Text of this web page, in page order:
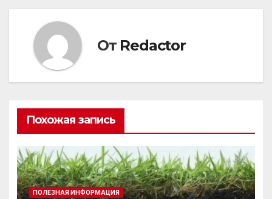
От Redactor
Похожая запись
ПОЛЕЗНАЯ ИНФОРМАЦИЯ